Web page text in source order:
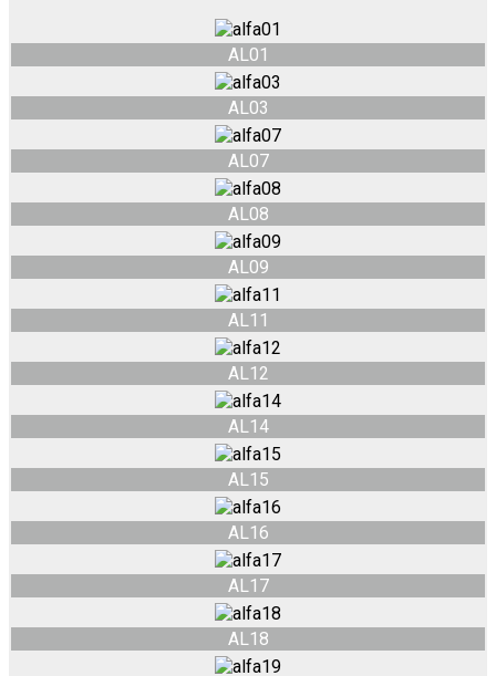
AL01
AL03
AL07
AL08
AL09
AL11
AL12
AL14
AL15
AL16
AL17
AL18